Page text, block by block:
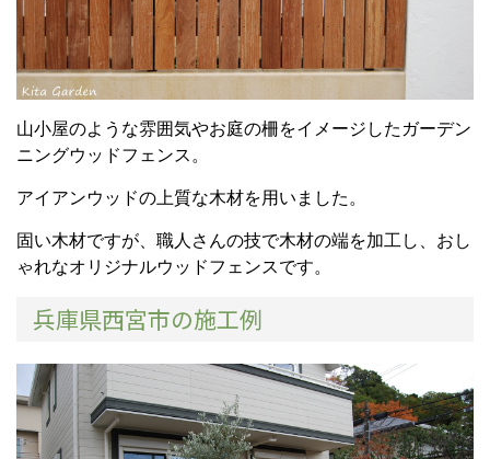
山小屋のような雰囲気やお庭の柵をイメージしたガーデン
ニングウッドフェンス。
アイアンウッドの上質な木材を用いました。
固い木材ですが、職人さんの技で木材の端を加工し、おし
ゃれなオリジナルウッドフェンスです。
兵庫県西宮市の施工例